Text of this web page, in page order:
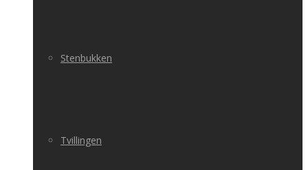
Stenbukken
Tvillingen